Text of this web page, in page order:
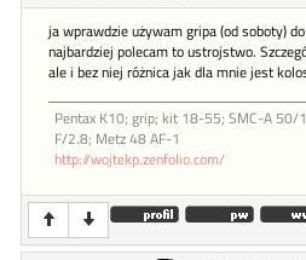
ja wprawdzie używam gripa (od soboty)
najbardziej polecam to ustrojstwo.
ale i bez niej różnica jak dla mnie jest
Pentax K10; grip; kit 18-55; SMC-A 50/
F/2.8; Metz 48 AF-1
http://wojtekp.zenfolio.com/